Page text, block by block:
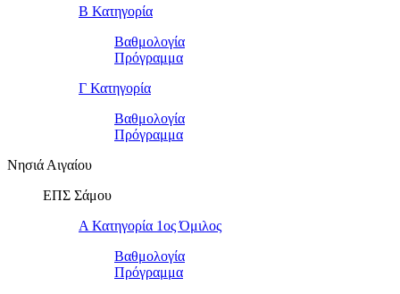
Β Κατηγορία
Βαθμολογία
Πρόγραμμα
Γ Κατηγορία
Βαθμολογία
Πρόγραμμα
Νησιά Αιγαίου
ΕΠΣ Σάμου
Α Κατηγορία 1ος Όμιλος
Βαθμολογία
Πρόγραμμα